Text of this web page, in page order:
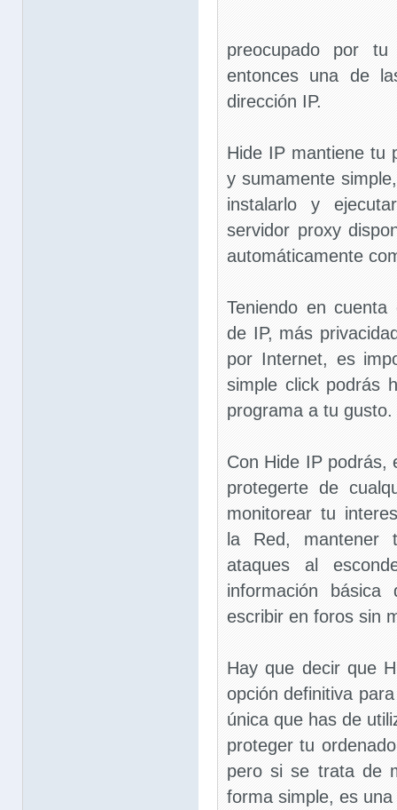
preocupado por tu
entonces una de
dirección IP.
Hide IP mantiene tu
y sumamente
instalarlo y
servidor proxy
automáticamente
Teniendo en
de IP, más
por Internet, es
simple click podrás
programa a tu gusto.
Con Hide IP podrás,
protegerte de
monitorear tu
la Red, mantener
ataques al
información
escribir en foros sin
Hay que decir que
opción definitiva
única que has de
proteger tu
pero si se trata de
forma simple, es